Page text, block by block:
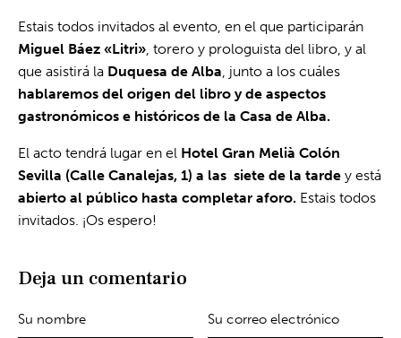
Estais todos invitados al evento, en el que participarán
Miguel Báez «Litri», torero y prologuista del libro, y al
que asistirá la Duquesa de Alba, junto a los cuáles
hablaremos del origen del libro y de aspectos
gastronómicos e históricos de la Casa de Alba.
El acto tendrá lugar en el Hotel Gran Melià Colón
Sevilla (Calle Canalejas, 1) a las siete de la tarde y está
abierto al público hasta completar aforo. Estais todos
invitados. ¡Os espero!
Deja un comentario